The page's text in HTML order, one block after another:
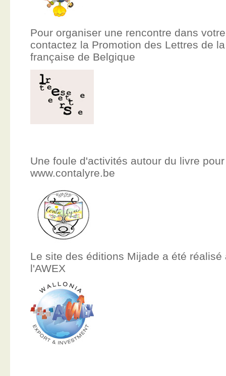
Pour organiser une rencontre dans
contactez la Promotion des Lettres de
française de Belgique
Une foule d'activités autour du livre
www.contalyre.be
Le site des éditions Mijade a été réalisé
l'AWEX